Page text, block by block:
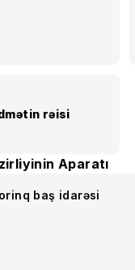
rəisi
Aparatı
baş idarəsi